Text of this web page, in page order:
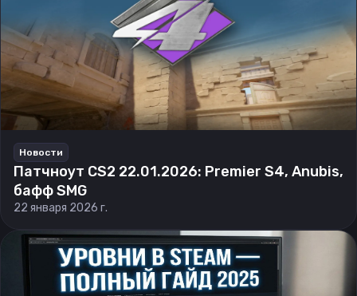
Новости
Патчноут CS2 22.01.2026: Premier S4, Anubis,
бафф SMG
22 января 2026 г.